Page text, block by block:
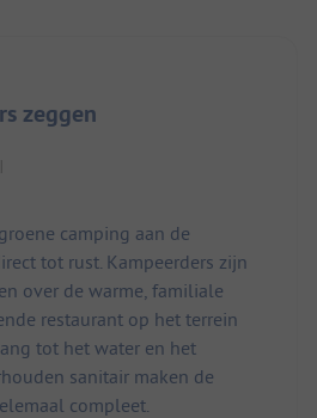
zeggen
camping aan de
tot rust. Kampeerders zijn
over de warme, familiale
restaurant op het terrein
tot het water en het
sanitair maken de
compleet.